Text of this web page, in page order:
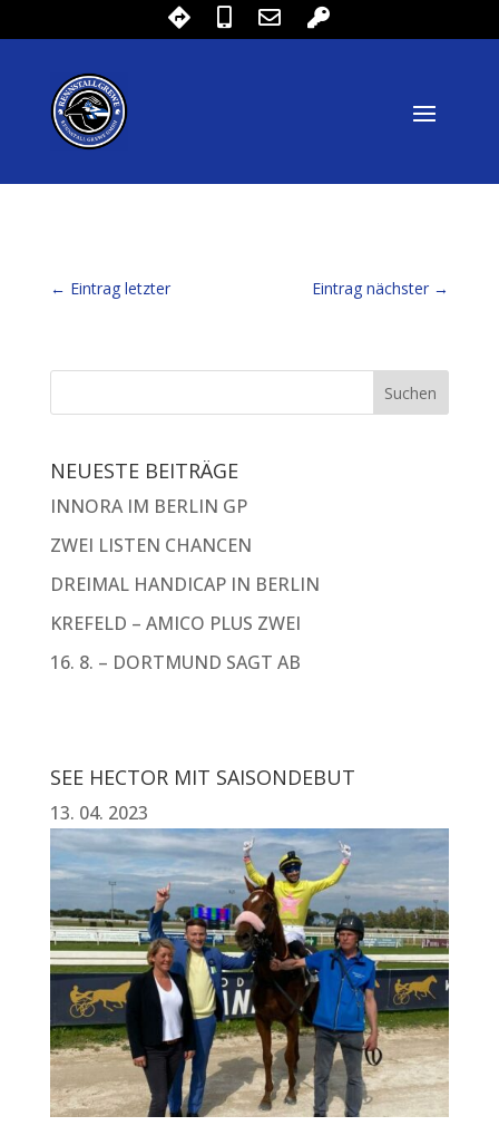
← Eintrag letzter Eintrag nächster →
NEUESTE BEITRÄGE
INNORA IM BERLIN GP
ZWEI LISTEN CHANCEN
DREIMAL HANDICAP IN BERLIN
KREFELD – AMICO PLUS ZWEI
16. 8. – DORTMUND SAGT AB
SEE HECTOR MIT SAISONDEBUT
13. 04. 2023